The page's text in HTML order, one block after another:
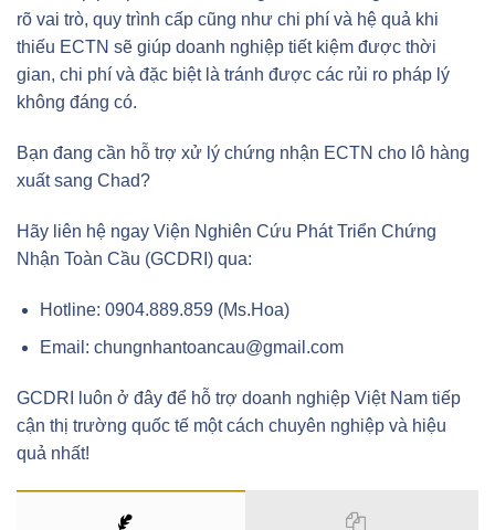
rõ vai trò, quy trình cấp cũng như chi phí và hệ quả khi
thiếu ECTN sẽ giúp doanh nghiệp tiết kiệm được thời
gian, chi phí và đặc biệt là tránh được các rủi ro pháp lý
không đáng có.
Bạn đang cần hỗ trợ xử lý chứng nhận ECTN cho lô hàng
xuất sang Chad?
Hãy liên hệ ngay Viện Nghiên Cứu Phát Triển Chứng
Nhận Toàn Cầu (GCDRI) qua:
Hotline: 0904.889.859 (Ms.Hoa)
Email: chungnhantoancau@gmail.com
GCDRI luôn ở đây để hỗ trợ doanh nghiệp Việt Nam tiếp
cận thị trường quốc tế một cách chuyên nghiệp và hiệu
quả nhất!